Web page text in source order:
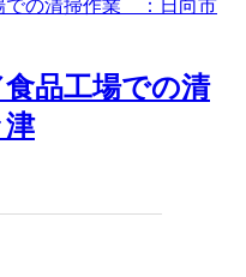
品工場での清